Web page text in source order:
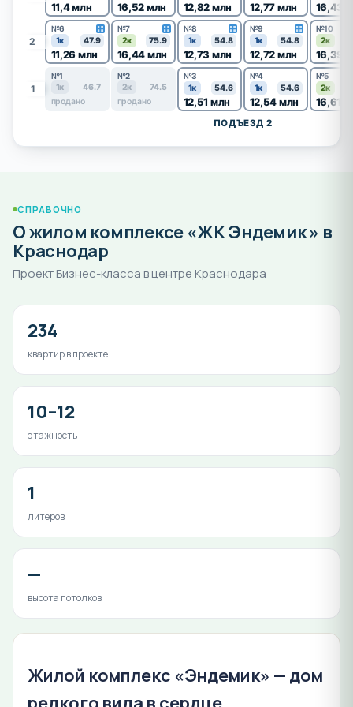
11,4 млн 16,52 млн 12,82 млн 12,77 млн 16,43
2
№6
1к 47.9
11,26 млн
№7
2к 75.9
16,44 млн
№8
1к 54.8
12,73 млн
№9
1к 54.8
12,72 млн
№10
2к
16,39
1
№1
1к
46.7
продано
№2
2к
74.5
продано
№3
1к 54.6
12,51 млн
№4
1к 54.6
12,54 млн
№5
2к
16,61
ПОДЪЕЗД 2
СПРАВОЧНО
О жилом комплексе «ЖК Эндемик » в
Краснодар
Проект Бизнес-класса в центре Краснодара
234
квартир в проекте
10–12
этажность
1
литеров
—
высота потолков
Жилой комплекс «Эндемик» — дом